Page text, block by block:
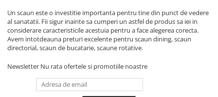
Un scaun este o investitie importanta pentru tine din punct de vedere
al sanatatii. Fii sigur inainte sa cumperi un astfel de produs sa iei in
considerare caracteristicile acestuia pentru a face alegerea corecta.
Avem intotdeauna preturi excelente pentru scaun dining, scaun
directorial, scaun de bucatarie, scaune rotative.
Newsletter Nu rata ofertele si promotiile noastre